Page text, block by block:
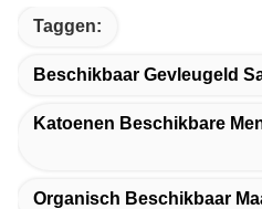
Taggen:
Beschikbaar Gevleugeld
Katoenen Beschikbare
Organisch Beschikbaar